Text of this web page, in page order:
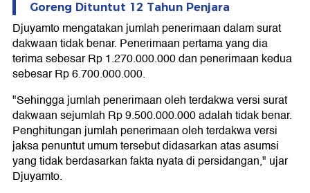
Goreng Dituntut 12 Tahun Penjara
Djuyamto mengatakan jumlah penerimaan dalam surat
dakwaan tidak benar. Penerimaan pertama yang dia
terima sebesar Rp 1.270.000.000 dan penerimaan kedua
sebesar Rp 6.700.000.000.
"Sehingga jumlah penerimaan oleh terdakwa versi surat
dakwaan sejumlah Rp 9.500.000.000 adalah tidak benar.
Penghitungan jumlah penerimaan oleh terdakwa versi
jaksa penuntut umum tersebut didasarkan atas asumsi
yang tidak berdasarkan fakta nyata di persidangan," ujar
Djuyamto.